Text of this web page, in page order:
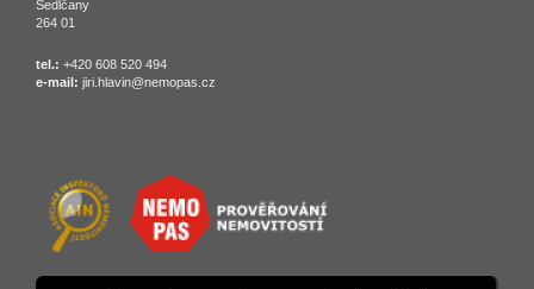
Sedlčany
264 01
tel.: +420 608 520 494
e-mail: jiri.hlavin@nemopas.cz